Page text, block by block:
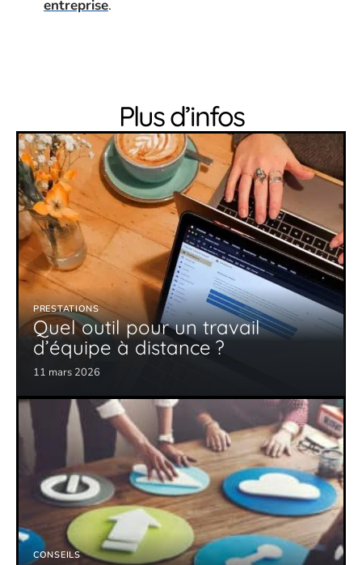
entreprise.
Plus d’infos
PRESTATIONS
Quel outil pour un travail
d’équipe à distance ?
11 mars 2026
CONSEILS